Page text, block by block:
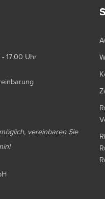
17:00 Uhr
vereinbaren Sie